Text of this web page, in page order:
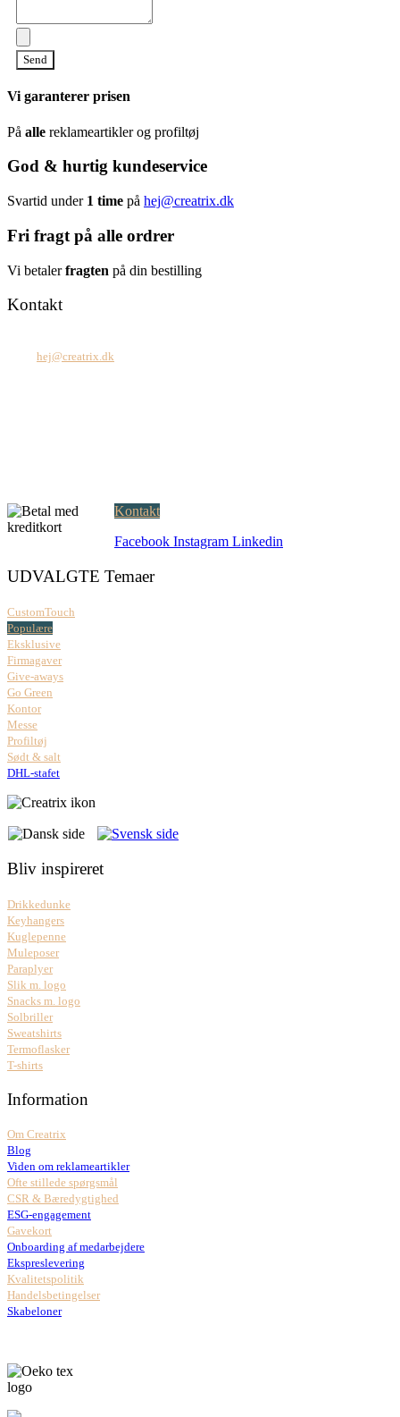
Send
Vi garanterer prisen
På alle reklameartikler og profiltøj
God & hurtig kundeservice
Svartid under 1 time på hej@creatrix.dk
Fri fragt på alle ordrer
Vi betalerfragten på din bestilling
Kontakt
hej@creatrix.dk
Kontakt
Facebook Instagram Linkedin
UDVALGTE Temaer
CustomTouch
Populære
Eksklusive
Firmagaver
Give-aways
Go Green
Kontor
Messe
Profiltøj
Sødt & salt
DHL-stafet
Bliv inspireret
Drikkedunke
Keyhangers
Kuglepenne
Muleposer
Paraplyer
Slik m. logo
Snacks m. logo
Solbriller
Sweatshirts
Termoflasker
T-shirts
Information
Om Creatrix
Blog
Viden om reklameartikler
Ofte stillede spørgsmål
CSR & Bæredygtighed
ESG-engagement
Gavekort
Onboarding af medarbejdere
Ekspreslevering
Kvalitetspolitik
Handelsbetingelser
Skabeloner